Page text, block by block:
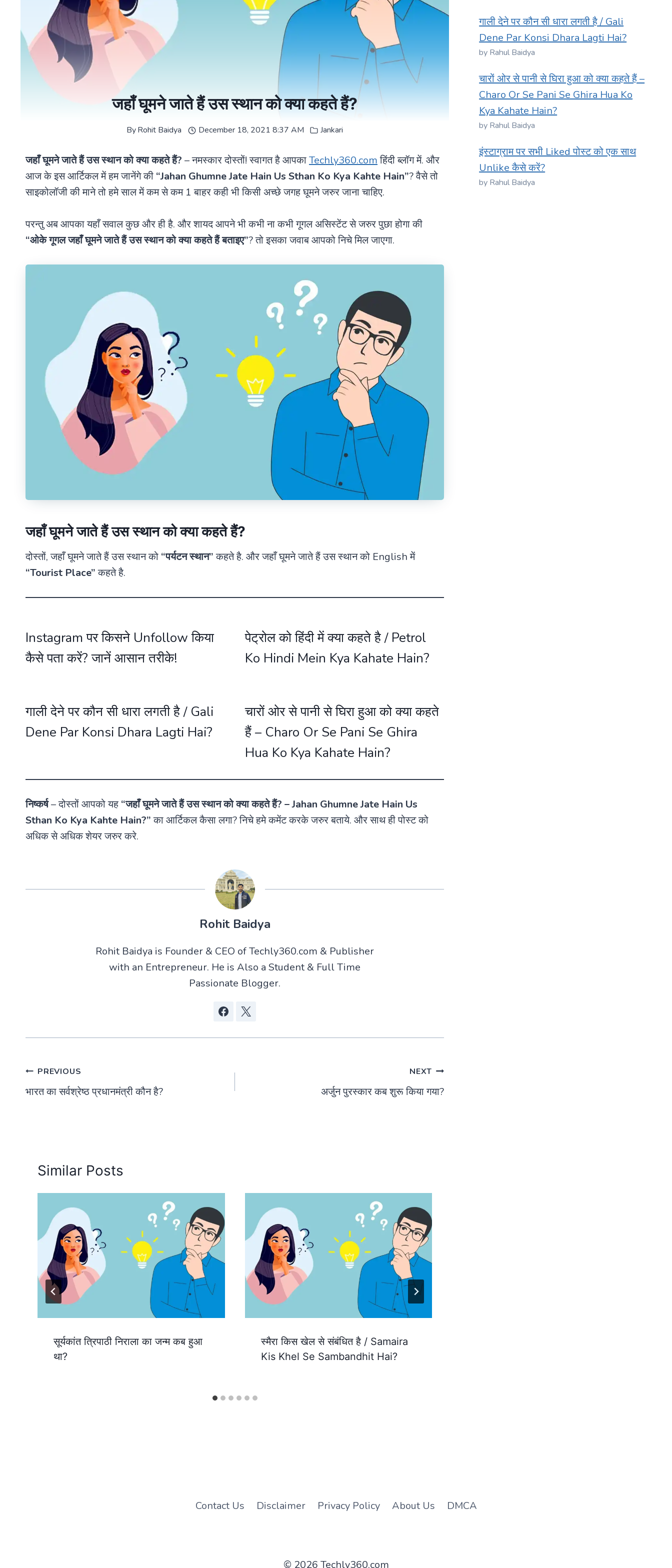
जहाँ घूमने जाते हैं उस स्थान को क्या कहते हैं?
ByRohit Baidya December 18, 2021 8:37 AM Jankari
जहाँ घूमने जाते हैं उस स्थान को क्या कहते हैं? – नमस्कार दोस्तों! स्वागत है आपकाTechly360.comहिंदी ब्लॉग में. और
आज के इस आर्टिकल में हम जानेंगे की “Jahan Ghumne Jate Hain Us Sthan Ko Kya Kahte Hain”? वैसे तो
साइकोलॉजी की माने तो हमे साल में कम से कम 1 बाहर कही भी किसी अच्छे जगह घूमने जरुर जाना चाहिए.
परन्तु अब आपका यहाँ सवाल कुछ और ही है. और शायद आपने भी कभी ना कभी गूगल असिस्टेंट से जरुर पुछा होगा की
“ओके गूगल जहाँ घूमने जाते हैं उस स्थान को क्या कहते हैं बताइए”? तो इसका जवाब आपको निचे मिल जाएगा.
जहाँ घूमने जाते हैं उस स्थान को क्या कहते हैं?
दोस्तों, जहाँ घूमने जाते हैं उस स्थान को “पर्यटन स्थान”कहते है. और जहाँ घूमने जाते हैं उस स्थान को English में
“Tourist Place”कहते है.
Instagram पर किसने Unfollow किया
कैसे पता करें? जानें आसान तरीके!
पेट्रोल को हिंदी में क्या कहते है / Petrol
Ko Hindi Mein Kya Kahate Hain?
गाली देने पर कौन सी धारा लगती है / Gali
Dene Par Konsi Dhara Lagti Hai?
चारों ओर से पानी से घिरा हुआ को क्या कहते
हैं – Charo Or Se Pani Se Ghira
Hua Ko Kya Kahate Hain?
निष्कर्ष– दोस्तों आपको यह “जहाँ घूमने जाते हैं उस स्थान को क्या कहते हैं? – Jahan Ghumne Jate Hain Us
Sthan Ko Kya Kahte Hain?”का आर्टिकल कैसा लगा? निचे हमे कमेंट करके जरुर बताये. और साथ ही पोस्ट को
अधिक से अधिक शेयर जरुर करे.
Rohit Baidya
Rohit Baidya is Founder & CEO of Techly360.com & Publisher
with an Entrepreneur. He is Also a Student & Full Time
Passionate Blogger.
Post
navigation
PREVIOUS
भारत का सर्वश्रेष्ठ प्रधानमंत्री कौन है?
NEXT
अर्जुन पुरस्कार कब शुरू किया गया?
Similar Posts
सूर्यकांत त्रिपाठी निराला का जन्म कब हुआ
था?
स्मैरा किस खेल से संबंधित है / Samaira
Kis Khel Se Sambandhit Hai?
गाली देने पर कौन सी धारा लगती है / Gali
Dene Par Konsi Dhara Lagti Hai?
by Rahul Baidya
चारों ओर से पानी से घिरा हुआ को क्या कहते हैं –
Charo Or Se Pani Se Ghira Hua Ko
Kya Kahate Hain?
by Rahul Baidya
इंस्टाग्राम पर सभी Liked पोस्ट को एक साथ
Unlike कैसे करें?
by Rahul Baidya
Contact Us Disclaimer Privacy Policy About Us DMCA
© 2026 Techly360.com